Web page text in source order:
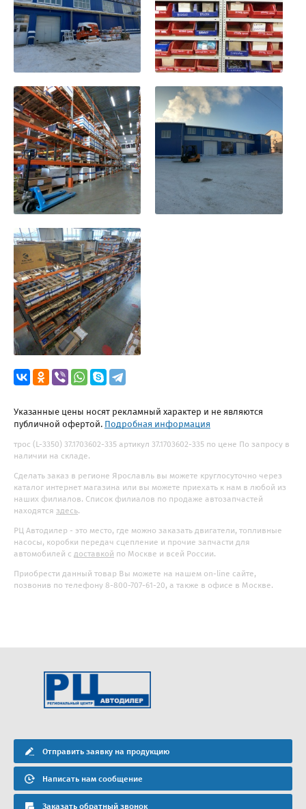
Указанные цены носят рекламный характер и не являются
публичной офертой. Подробная информация
трос (L-3350) 37.1703602-335 артикул 37.1703602-335 по цене По запросу в
наличии на складе.
Сделать заказ в регионе Ярославль вы можете круглосуточно через
каталог интернет магазина или вы можете приехать к нам в любой из
наших филиалов. Список филиалов по продаже автозапчастей
находятся здесь.
РЦ Автодилер - это место, где можно заказать двигатели, топливные
насосы, коробки передач сцепление и прочие запчасти для
автомобилей с доставкой по Москве и всей России.
Приобрести данный товар Вы можете на нашем on-line сайте,
позвонив по телефону 8-800-707-61-20, а также в офисе в Москве.
Отправить заявку на продукцию
Написать нам сообщение
Заказать обратный звонок